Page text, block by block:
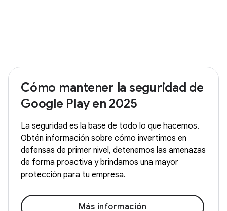
Cómo mantener la seguridad de
Google Play en 2025
La seguridad es la base de todo lo que hacemos.
Obtén información sobre cómo invertimos en
defensas de primer nivel, detenemos las amenazas
de forma proactiva y brindamos una mayor
protección para tu empresa.
Más información